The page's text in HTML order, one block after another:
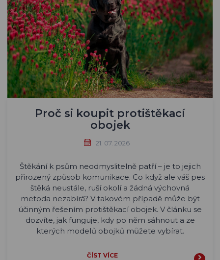
Proč si koupit protištěkací
obojek
21. 07. 2026
Štěkání k psům neodmyslitelně patří – je to jejich
přirozený způsob komunikace. Co když ale váš pes
štěká neustále, ruší okolí a žádná výchovná
metoda nezabírá? V takovém případě může být
účinným řešením protištěkací obojek. V článku se
dozvíte, jak funguje, kdy po něm sáhnout a ze
kterých modelů obojků můžete vybírat.
ČÍST VÍCE